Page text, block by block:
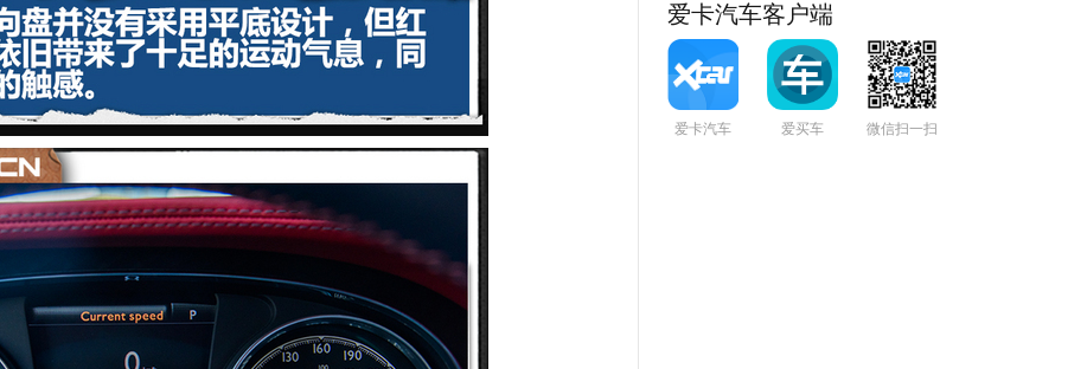
爱卡汽车客户端
爱卡汽车 爱买车 微信扫一扫